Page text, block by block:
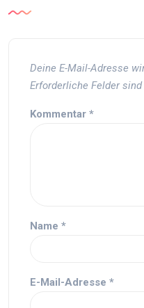
Deine E-Mail-Adresse
Erforderliche Felder
Kommentar *
Name *
E-Mail-Adresse *